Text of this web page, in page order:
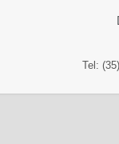
Tel: